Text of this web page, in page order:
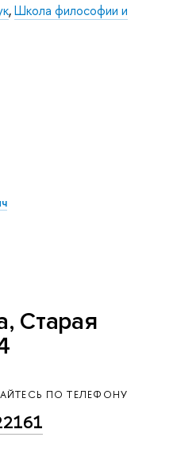
,Школа философии и
Старая
ПО ТЕЛЕФОНУ